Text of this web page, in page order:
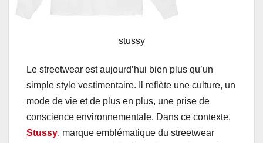
stussy
Le streetwear est aujourd’hui bien plus qu’un
simple style vestimentaire. Il reflète une culture, un
mode de vie et de plus en plus, une prise de
conscience environnementale. Dans ce contexte,
Stussy, marque emblématique du streetwear